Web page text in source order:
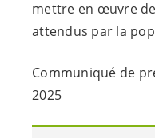
mettre en œuvre
attendus par la
Communiqué de
2025